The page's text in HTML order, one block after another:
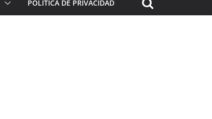
POLÍTICA DE PRIVACIDAD